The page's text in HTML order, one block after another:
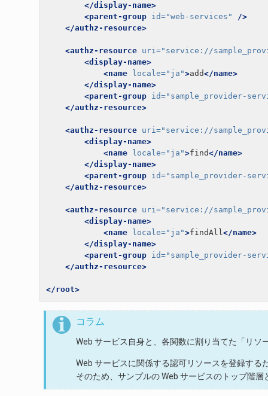
</display-name>
<parent-group
id="web-services"
/>
</authz-resource>
<authz-resource uri="service://
<display-name>
<name
locale="ja">add</name>
</display-name>
<parent-group
id="sample_provider-
</authz-resource>
<authz-resource uri="service://
<display-name>
<name
locale="ja">find</name>
</display-name>
<parent-group
id="sample_provider-
</authz-resource>
<authz-resource uri="service://
<display-name>
<name
locale="ja">findAll</name>
</display-name>
<parent-group
id="sample_provider-
</authz-resource>
</root>
コラム
Web サービス自身と、各関数に割り当てた「リソ
Web サービスに関係する認可リソースを登録す
そのため、サンプルの Web サービスのトップ階